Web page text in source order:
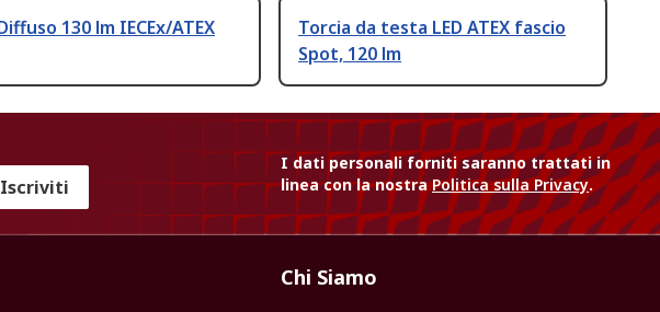
130 lm IECEx/ATEX
Torcia da testa LED ATEX fascio
Spot, 120 lm
Iscriviti
I dati personali forniti saranno trattati in
linea con la nostraPolitica sulla Privacy.
Chi Siamo